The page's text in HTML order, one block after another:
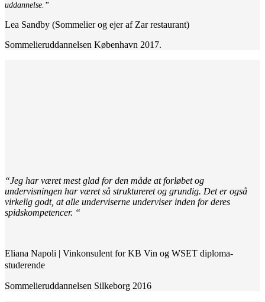
uddannelse.”
Lea Sandby (Sommelier og ejer af Zar restaurant)
Sommelieruddannelsen København 2017.
“Jeg har været mest glad for den måde at forløbet og
undervisningen har været så struktureret og grundig. Det er også
virkelig godt, at alle underviserne underviser inden for deres
spidskompetencer. “
Eliana Napoli | Vinkonsulent for KB Vin og WSET diploma-
studerende
Sommelieruddannelsen Silkeborg 2016